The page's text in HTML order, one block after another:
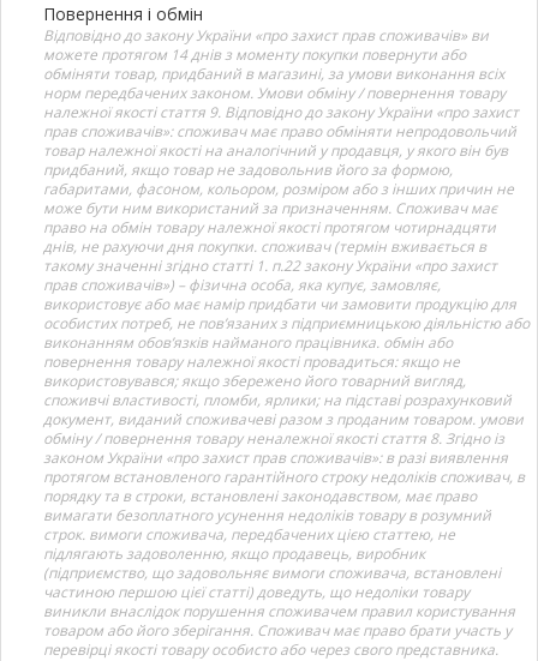
Повернення і обмін
Відповідно до закону України «про захист прав споживачів» ви
можете протягом 14 днів з моменту покупки повернути або
обміняти товар, придбаний в магазині, за умови виконання всіх
норм передбачених законом. Умови обміну / повернення товару
належної якості стаття 9. Відповідно до закону України «про захист
прав споживачів»: споживач має право обміняти непродовольчий
товар належної якості на аналогічний у продавця, у якого він був
придбаний, якщо товар не задовольнив його за формою,
габаритами, фасоном, кольором, розміром або з інших причин не
може бути ним використаний за призначенням. Споживач має
право на обмін товару належної якості протягом чотирнадцяти
днів, не рахуючи дня покупки. споживач (термін вживається в
такому значенні згідно статті 1. п.22 закону України «про захист
прав споживачів») – фізична особа, яка купує, замовляє,
використовує або має намір придбати чи замовити продукцію для
особистих потреб, не пов’язаних з підприємницькою діяльністю або
виконанням обов’язків найманого працівника. обмін або
повернення товару належної якості провадиться: якщо не
використовувався; якщо збережено його товарний вигляд,
споживчі властивості, пломби, ярлики; на підставі розрахунковий
документ, виданий споживачеві разом з проданим товаром. умови
обміну / повернення товару неналежної якості стаття 8. Згідно із
законом України «про захист прав споживачів»: в разі виявлення
протягом встановленого гарантійного строку недоліків споживач, в
порядку та в строки, встановлені законодавством, має право
вимагати безоплатного усунення недоліків товару в розумний
строк. вимоги споживача, передбачених цією статтею, не
підлягають задоволенню, якщо продавець, виробник
(підприємство, що задовольняє вимоги споживача, встановлені
частиною першою цієї статті) доведуть, що недоліки товару
виникли внаслідок порушення споживачем правил користування
товаром або його зберігання. Споживач має право брати участь у
перевірці якості товару особисто або через свого представника.